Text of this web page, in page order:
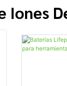
Iones